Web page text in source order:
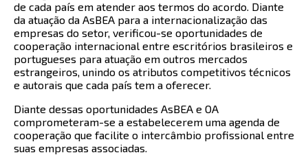
de cada país em atender aos termos do acordo. Diante
da atuação da AsBEA para a internacionalização das
empresas do setor, verificou-se oportunidades de
cooperação internacional entre escritórios brasileiros e
portugueses para atuação em outros mercados
estrangeiros, unindo os atributos competitivos técnicos
e autorais que cada país tem a oferecer.
Diante dessas oportunidades AsBEA e OA
comprometeram-se a estabelecerem uma agenda de
cooperação que facilite o intercâmbio profissional entre
suas empresas associadas.